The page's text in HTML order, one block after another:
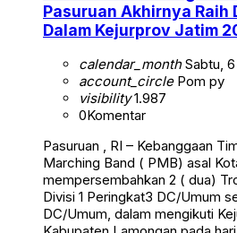
Pasuruan Akhirnya Raih
Dalam Kejurprov Jatim
calendar_monthSabtu,
account_circlePom py
visibility1.987
0Komentar
Pasuruan , RI – Kebanggaan
Marching Band ( PMB) asal
mempersembahkan 2 ( dua)
Divisi 1 Peringkat3 DC/Umum
DC/Umum, dalam mengikuti